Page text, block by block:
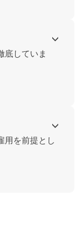
関係は非常
置いた経営を
底していま
いので上
を徹底してい
用を前提とし